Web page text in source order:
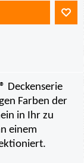
Deckenserie
Farben der
in Ihr zu
einem